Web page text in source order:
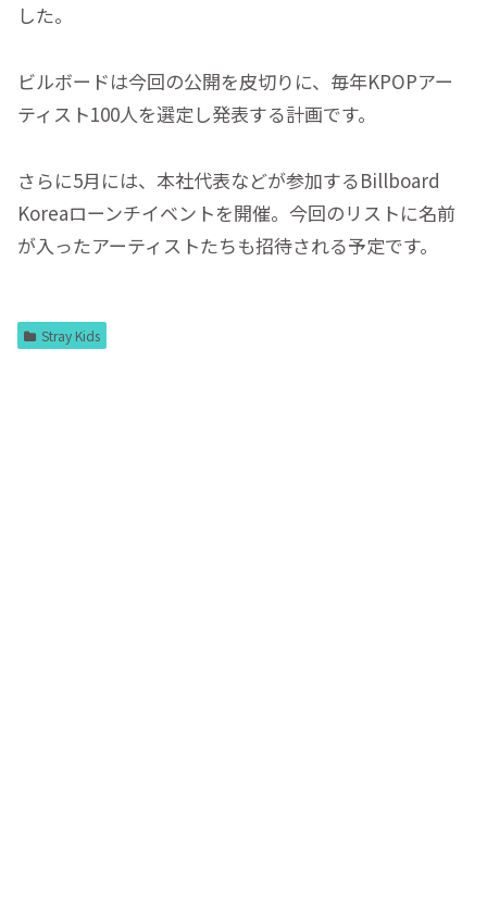
した。
ビルボードは今回の公開を皮切りに、毎年KPOPアー
ティスト100人を選定し発表する計画です。
さらに5月には、本社代表などが参加するBillboard
Koreaローンチイベントを開催。今回のリストに名前
が入ったアーティストたちも招待される予定です。
Stray Kids